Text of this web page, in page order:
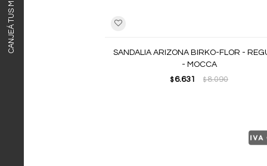
SANDALIA ARIZONA BIRKO-FLOR -
- MOCCA
$ 6.631 $8.090